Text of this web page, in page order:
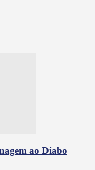
ao Diabo